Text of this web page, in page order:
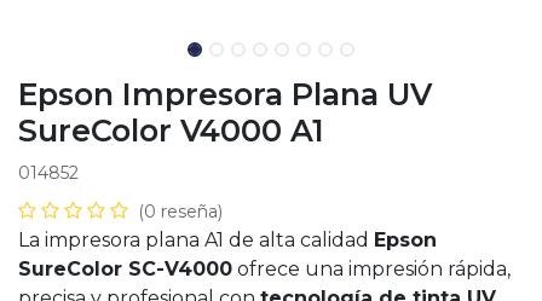
Epson Impresora Plana UV
SureColor V4000 A1
014852
(0 reseña)
La impresora plana A1 de alta calidad Epson
SureColor SC-V4000 ofrece una impresión rápida,